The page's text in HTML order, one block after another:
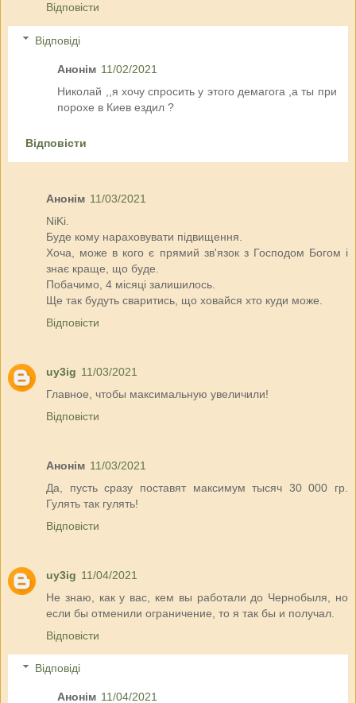
Відповісти
Відповіді
Анонім 11/02/2021
Николай ,,я хочу спросить у этого демагога ,а ты при
порохе в Киев ездил ?
Відповісти
Анонім 11/03/2021
NiKi.
Буде кому нараховувати підвищення.
Хоча, може в кого є прямий зв'язок з Господом Богом і
знає краще, що буде.
Побачимо, 4 місяці залишилось.
Ще так будуть сваритись, що ховайся хто куди може.
Відповісти
uy3ig 11/03/2021
Главное, чтобы максимальную увеличили!
Відповісти
Анонім 11/03/2021
Да, пусть сразу поставят максимум тысяч 30 000 гр.
Гулять так гулять!
Відповісти
uy3ig 11/04/2021
Не знаю, как у вас, кем вы работали до Чернобыля, но
если бы отменили ограничение, то я так бы и получал.
Відповісти
Відповіді
Анонім 11/04/2021